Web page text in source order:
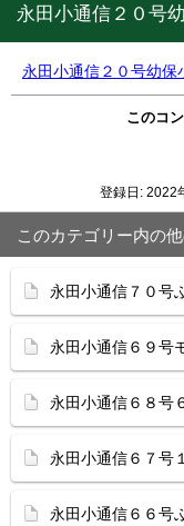
永田小通信２０号
永田小通信２０号幼
このコ
登録日: 2022
このカテゴリー内の
永田小通信７０号
永田小通信６９号
永田小通信６８号
永田小通信６７号
永田小通信６６号